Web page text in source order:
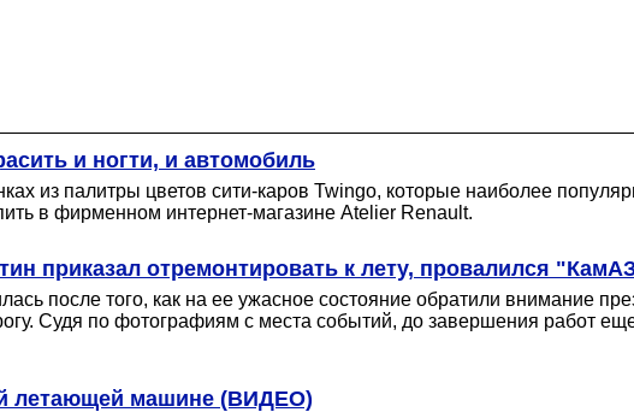
и ногти, и автомобиль
из палитры цветов сити-каров Twingo, которые наиболее
в фирменном интернет-магазине Atelier Renault.
приказал отремонтировать к лету, провалился
после того, как на ее ужасное состояние обратили внимание
Судя по фотографиям с места событий, до завершения работ
летающей машине (ВИДЕО)